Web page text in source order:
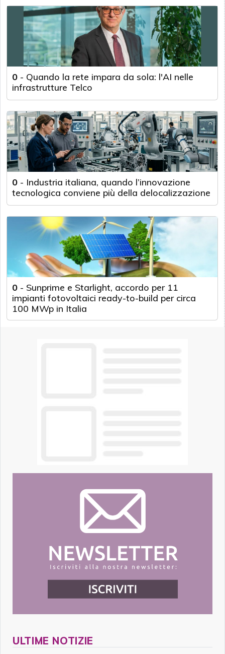
0 - Quando la rete impara da sola: l'AI nelle
infrastrutture Telco
0 - Industria italiana, quando l’innovazione
tecnologica conviene più della delocalizzazione
0 - Sunprime e Starlight, accordo per 11
impianti fotovoltaici ready-to-build per circa
100 MWp in Italia
ULTIME NOTIZIE